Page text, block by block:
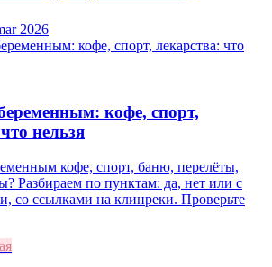
2026
кофе, спорт,
нельзя
кофе, спорт, баню, перелёты,
Разбираем по пунктам: да, нет или с
со ссылками на клинреки. Проверьте